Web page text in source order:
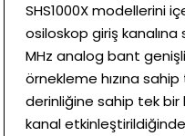
SHS1000X modellerini
osiloskop giriş kanalına
MHz analog bant
örnekleme hızına
derinliğine sahip tek
kanal